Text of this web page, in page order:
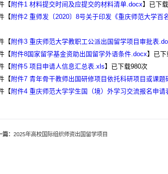
【 附件1 材料提交时间及应提交的材料清单.docx】已下载
【 附件2 重师发〔2020〕8号关于印发《重庆师范大学
【 附件3 重庆师范大学教职工公派出国留学项目审批表
【 附件8国家留学基金资助出国留学外语条件.docx】已下
【 附件5 项目申请人信息汇总表.xls】已下载980次
【 附件7 青年骨干教师出国研修项目依托科研项目或课
【 附件4 重庆师范大学学生国（境）外学习交流报名申请
篇： 2025年高校国际组织师资出国留学项目